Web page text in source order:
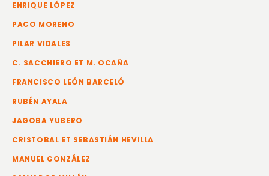
ENRIQUE LÓPEZ
PACO MORENO
PILAR VIDALES
C. SACCHIERO ET M. OCAÑA
FRANCISCO LEÓN BARCELÓ
RUBÉN AYALA
JAGOBA YUBERO
CRISTOBAL ET SEBASTIÁN HEVILLA
MANUEL GONZÁLEZ